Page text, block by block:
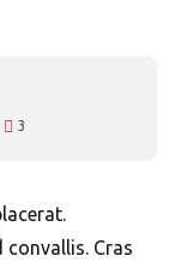
3
convallis. Cras